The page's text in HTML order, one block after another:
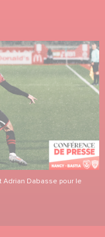
Adrian Dabasse pour le